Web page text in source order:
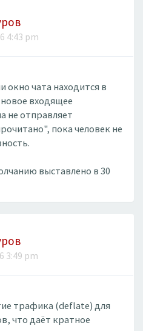
4:43 pm
окно чата находится в
входящее
не отправляет
пока человек не
выставлено в 30
3:49 pm
трафика (deflate) для
что даёт кратное